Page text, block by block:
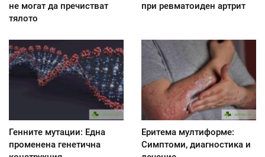
не могат да пречистват
тялото
при ревматоиден артрит
Генните мутации: Една
променена генетична
Еритема мултиформе:
Симптоми, диагностика и